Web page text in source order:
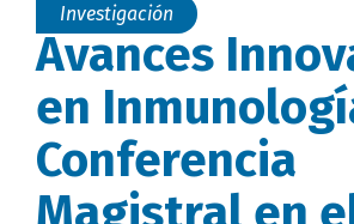
Investigación
Avances
en
Conferencia